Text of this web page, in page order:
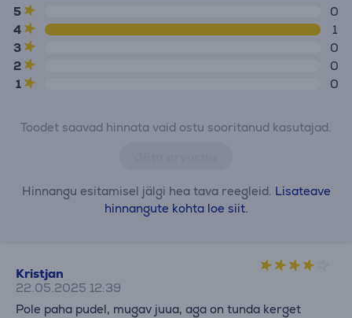
5
0
4
1
3
0
2
0
1
0
Toodet saavad hinnata vaid ostu sooritanud kasutajad.
Hinnangu esitamisel jälgi hea tava reegleid. Lisateave
hinnangute kohta loe siit.
Kristjan
22.05.2025 12:39
Pole paha pudel, mugav juua, aga on tunda kerget